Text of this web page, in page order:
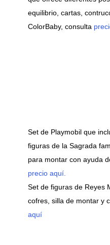
equilibrio, cartas,
ColorBaby, consulta
Set de Playmobil que
figuras de la Sagrada
para montar con ayuda
precio aquí.
Set de figuras de Reyes
cofres, silla de montar y
aquí